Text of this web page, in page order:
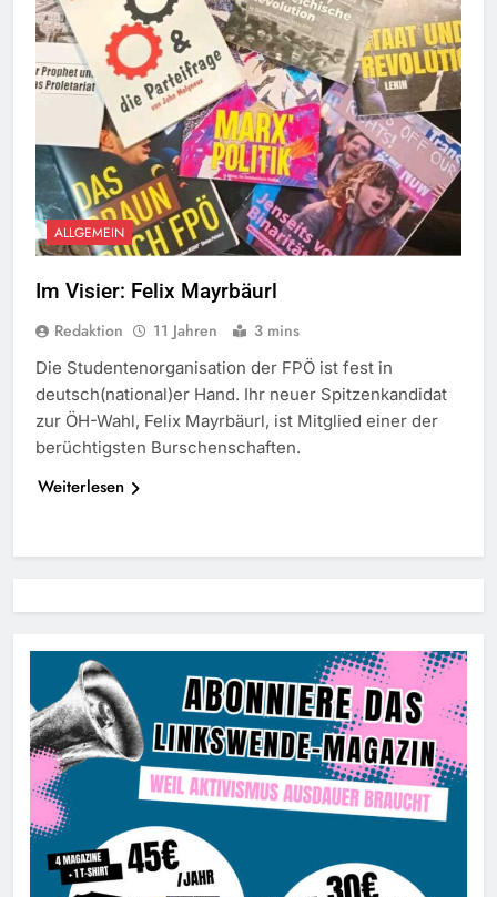
ALLGEMEIN
Im Visier: Felix Mayrbäurl
Redaktion 11 Jahren 3 mins
Die Studentenorganisation der FPÖ ist fest in
deutsch(national)er Hand. Ihr neuer Spitzenkandidat
zur ÖH-Wahl, Felix Mayrbäurl, ist Mitglied einer der
berüchtigsten Burschenschaften.
Weiterlesen